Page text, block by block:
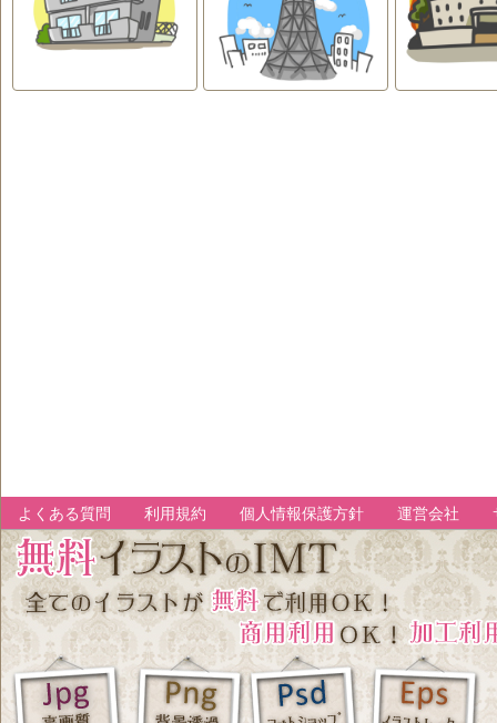
よくある質問 利用規約 個人情報保護方針 運営会社